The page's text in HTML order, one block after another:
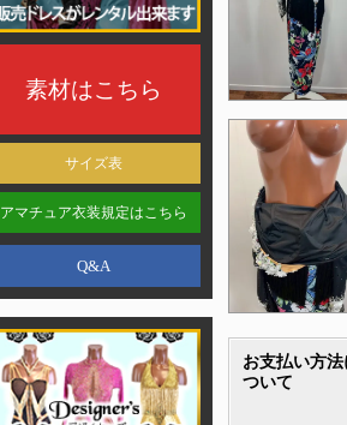
素材はこちら
サイズ表
アマチュア衣装規定はこちら
Q&A
お支払い方法
ついて